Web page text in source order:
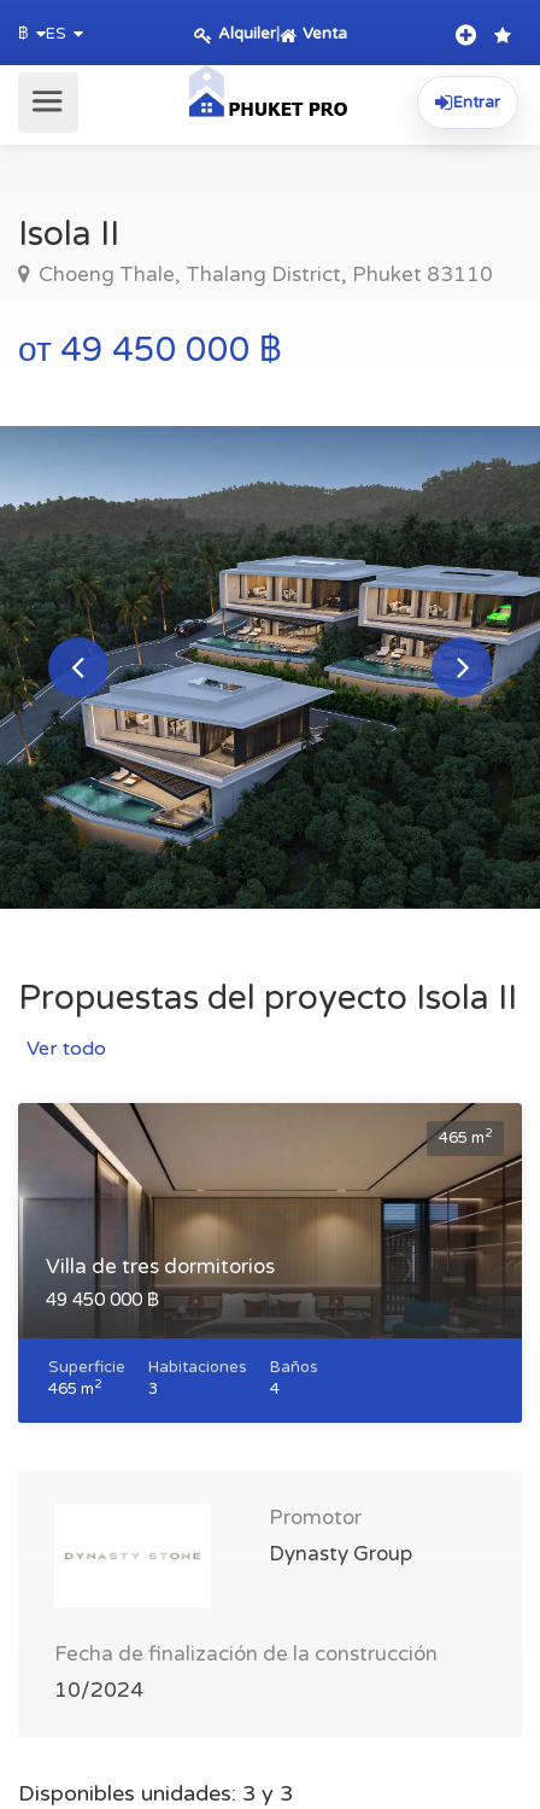
฿ ES Alquiler| Venta
Entrar
Isola II
Choeng Thale, Thalang District, Phuket 83110
от 49 450 000 ฿
Propuestas del proyecto Isola II
Ver todo
465 m2
Villa de tres dormitorios
49 450 000 ฿
Superficie
465 m2
Habitaciones
3
Baños
4
Promotor
Dynasty Group
Fecha de finalización de la construcción
10/2024
Disponibles unidades: 3 y 3